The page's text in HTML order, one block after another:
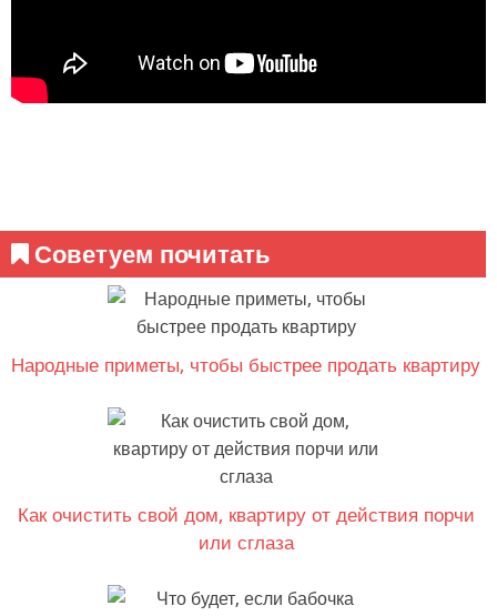
Советуем почитать
Народные приметы, чтобы быстрее продать квартиру
Как очистить свой дом, квартиру от действия порчи
или сглаза